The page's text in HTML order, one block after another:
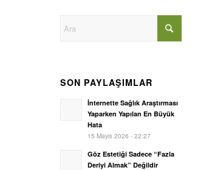
SON PAYLAŞIMLAR
İnternette Sağlık Araştırması
Yaparken Yapılan En Büyük
Hata
15 Mayıs 2026 - 22:27
Göz Estetiği Sadece “Fazla
Deriyi Almak” Değildir